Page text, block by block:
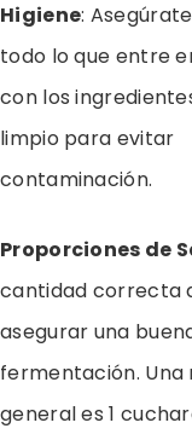
Higiene:
todo lo que entre
con los
limpio para evitar
contaminación.
Proporciones de
cantidad correcta
asegurar una
fermentación. Una
general es 1